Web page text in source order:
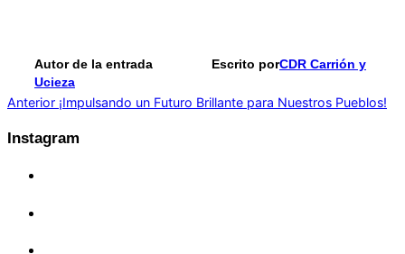
Autor de la entrada Escrito porCDR Carrión y
Ucieza
Navegación
de
Anterior
Anterior ¡Impulsando un Futuro Brillante para Nuestros Pueblos!
Instagram